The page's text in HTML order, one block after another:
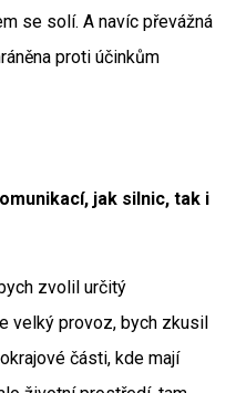
se solí. A navíc převážná
proti účinkům
jak silnic, tak i
zvolil určitý
velký provoz, bych zkusil
části, kde mají